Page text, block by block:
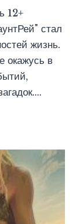
12+
стал
жизнь.
окажусь в